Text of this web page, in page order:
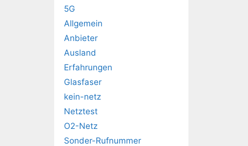
5G
Allgemein
Anbieter
Ausland
Erfahrungen
Glasfaser
kein-netz
Netztest
O2-Netz
Sonder-Rufnummer